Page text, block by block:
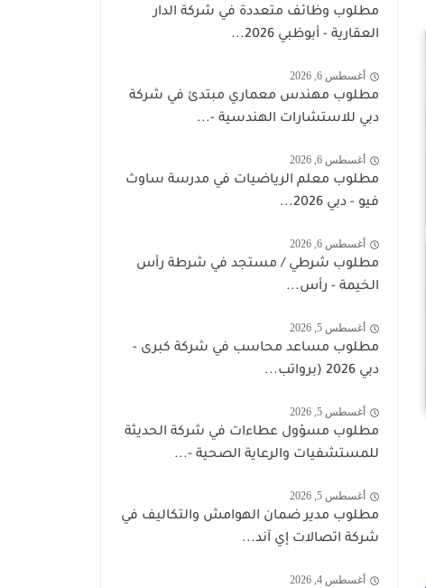
مطلوب وظائف متعددة في شركة الدار
العقارية - أبوظبي 2026...
أغسطس 6, 2026
مطلوب مهندس معماري مبتدئ في شركة
دبي للاستشارات الهندسية -...
أغسطس 6, 2026
مطلوب معلم الرياضيات في مدرسة ساوث
فيو - دبي 2026...
أغسطس 6, 2026
مطلوب شرطي / مستجد في شرطة رأس
الخيمة - رأس...
أغسطس 5, 2026
مطلوب مساعد محاسب في شركة كبرى -
دبي 2026 (برواتب...
أغسطس 5, 2026
مطلوب مسؤول عطاءات في شركة الحديثة
للمستشفيات والرعاية الصحية -...
أغسطس 5, 2026
مطلوب مدير ضمان الهوامش والتكاليف في
شركة اتصالات إي آند...
أغسطس 4, 2026